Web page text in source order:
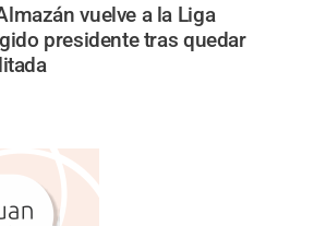
vuelve a la Liga
presidente tras quedar